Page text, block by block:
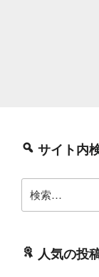
サイト内
索:
人気の投